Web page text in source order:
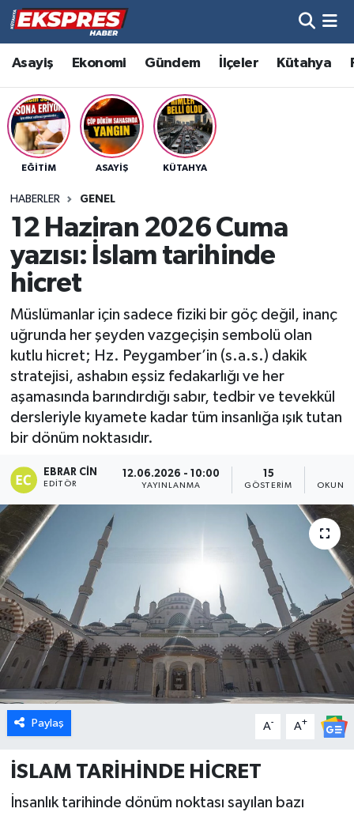
Asayiş Ekonomi Gündem İlçeler Kütahya
EĞITIM ASAYIŞ KÜTAHYA
HABERLER GENEL
12 Haziran 2026 Cuma
yazısı: İslam tarihinde
hicret
Müslümanlar için sadece fiziki bir göç değil, inanç
uğrunda her şeyden vazgeçişin sembolü olan
kutlu hicret; Hz. Peygamber’in (s.a.s.) dakik
stratejisi, ashabın eşsiz fedakarlığı ve her
aşamasında barındırdığı sabır, tedbir ve tevekkül
dersleriyle kıyamete kadar tüm insanlığa ışık tutan
bir dönüm noktasıdır.
EBRAR CIN
EDITÖR
12.06.2026 - 10:00
YAYINLANMA
15
GÖSTERIM
Paylaş A- A+
İSLAM TARİHİNDE HİCRET
İnsanlık tarihinde dönüm noktası sayılan bazı
Altıntaş
Asayiş
Aslanapa
Bölge
Çavdarhisar
Dumlupınar
Dünya
Eğitim
Ekonomi
Emet
Foto Galeri
Gediz
Genel
Gündem
Hisarcık
Hava Durumu
Trafik Durumu
Süper Lig Puan Durumu ve Fikstür
Son Dakika Haberleri
Haber Arşivi